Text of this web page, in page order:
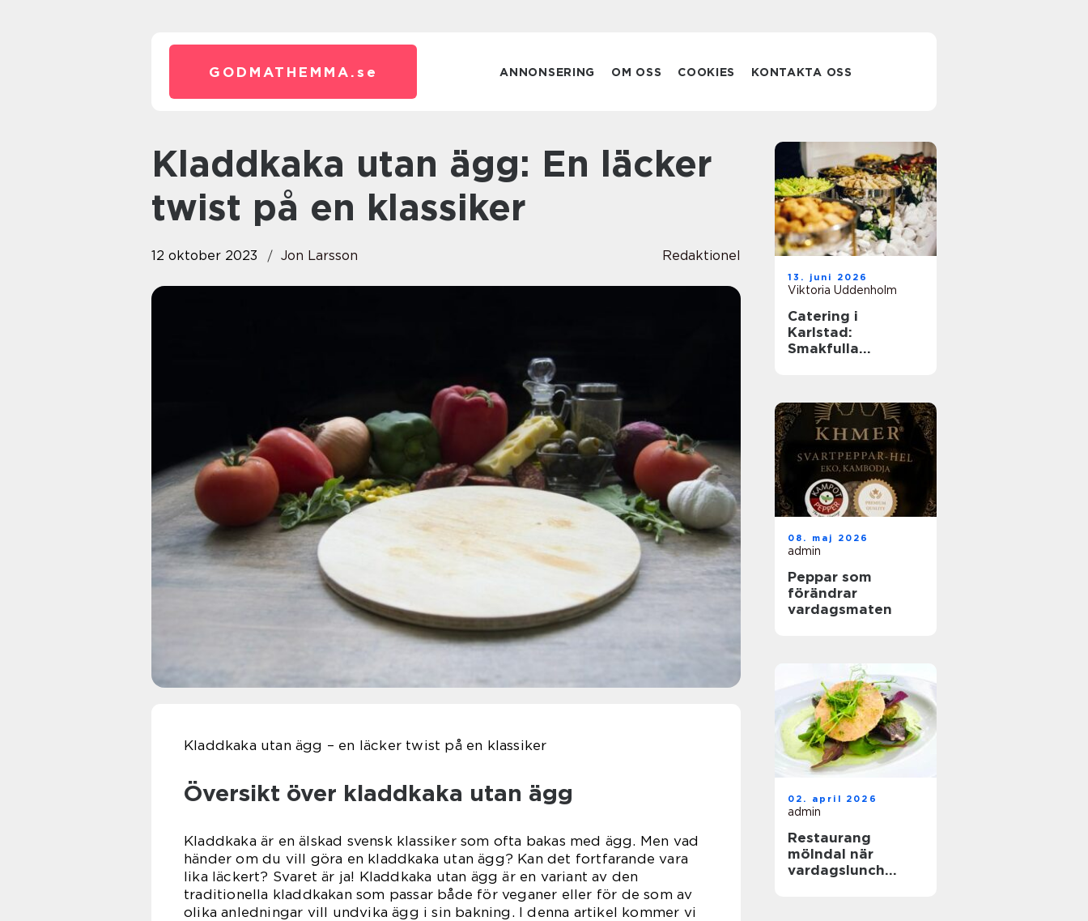
GODMATHEMMA. se ANNONSERING OM OSS COOKIES KONTAKTA OSS
Kladdkaka utan ägg: En läcker
twist på en klassiker
12 oktober 2023 Jon Larsson Redaktionel
Kladdkaka utan ägg – en läcker twist på en klassiker
Översikt över kladdkaka utan ägg
Kladdkaka är en älskad svensk klassiker som ofta bakas med ägg. Men vad
händer om du vill göra en kladdkaka utan ägg? Kan det fortfarande vara
lika läckert? Svaret är ja! Kladdkaka utan ägg är en variant av den
traditionella kladdkakan som passar både för veganer eller för de som av
olika anledningar vill undvika ägg i sin bakning. I denna artikel kommer vi
13. juni 2026
Viktoria Uddenholm
Catering i
Karlstad:
Smakfulla
08. maj 2026
admin
Peppar som
förändrar
vardagsmaten
02. april 2026
admin
Restaurang
mölndal när
vardagslunch